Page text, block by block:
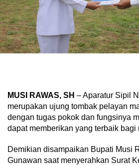
MUSI RAWAS, SH – Aparatur Sipil
merupakan ujung tombak pelayan
dengan tugas pokok dan fungsinya
dapat memberikan yang terbaik bagi
Demikian disampaikan Bupati Musi
Gunawan saat menyerahkan Surat